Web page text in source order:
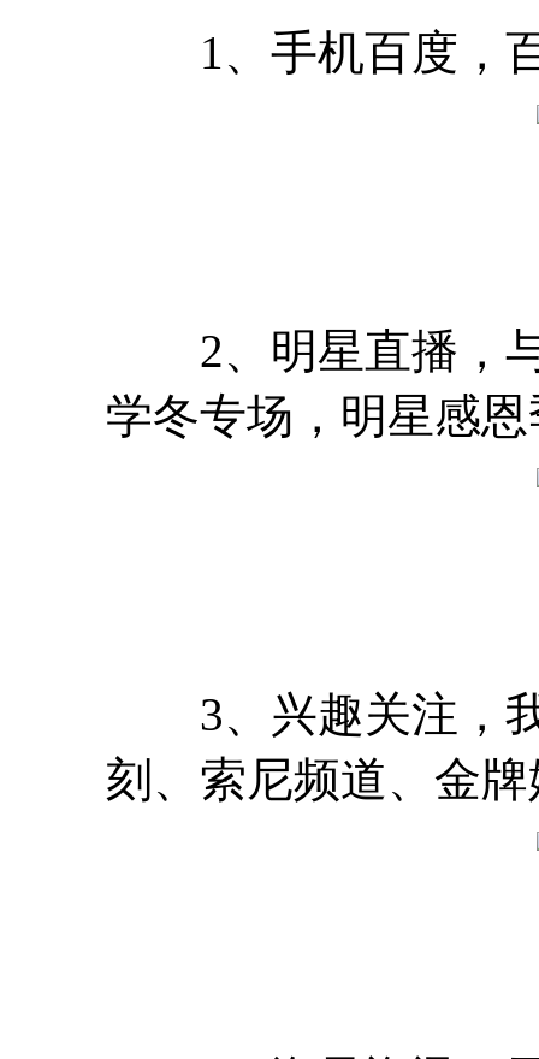
1、手机百度，百
2、明星直播，与
学冬专场，明星感
3、兴趣关注，我
刻、索尼频道、金